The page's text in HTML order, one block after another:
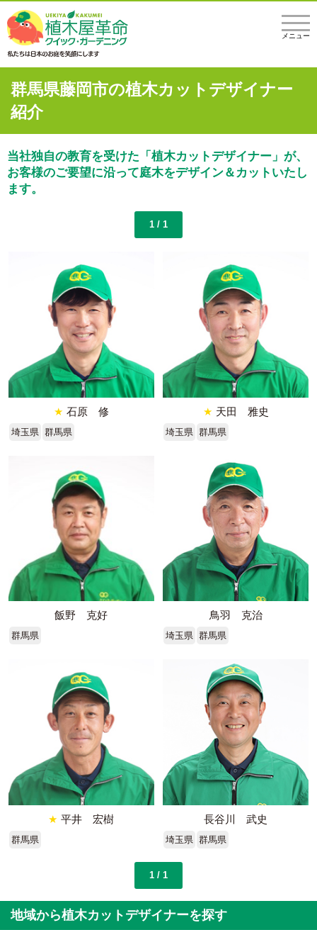
メニュー
群馬県藤岡市の植木カットデザイナー
紹介
当社独自の教育を受けた「植木カットデザイナー」が、
お客様のご要望に沿って庭木をデザイン＆カットいたし
ます。
1 / 1
★ 石原 修
埼玉県 群馬県
★ 天田 雅史
埼玉県 群馬県
飯野 克好
群馬県
鳥羽 克治
埼玉県 群馬県
★ 平井 宏樹
群馬県
長谷川 武史
埼玉県 群馬県
1 / 1
地域から植木カットデザイナーを探す